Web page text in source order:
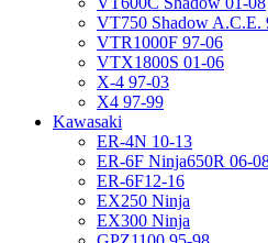
VT750 Shadow A.C.E.
VTR1000F 97-06
VTX1800S 01-06
X-4 97-03
X4 97-99
Kawasaki
ER-4N 10-13
ER-6F Ninja650R 06-
ER-6F12-16
EX250 Ninja
EX300 Ninja